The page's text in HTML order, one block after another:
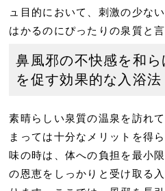
ュ目的において、刺激の少な
はかるのにぴったりの泉質と言
鼻風邪の不快感を和
を促す効果的な入浴法
素晴らしい泉質の温泉を訪れ
まっては十分なメリットを得
味の時は、体への負担を最小
の恩恵をしっかりと受け取る